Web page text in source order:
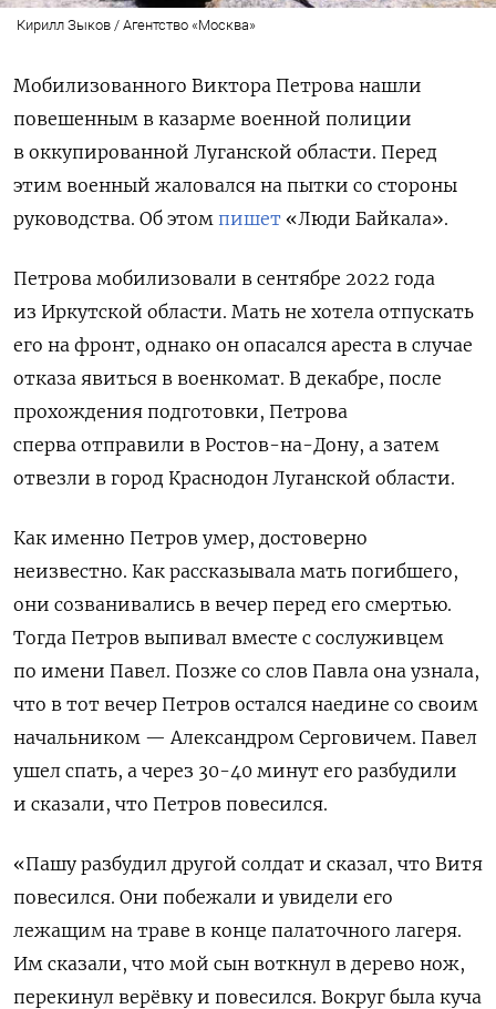
Кирилл Зыков / Агентство «Москва»
Мобилизованного Виктора Петрова нашли
повешенным в казарме военной полиции
в оккупированной Луганской области. Перед
этим военный жаловался на пытки со стороны
руководства. Об этом пишет «Люди Байкала».
Петрова мобилизовали в сентябре 2022 года
из Иркутской области. Мать не хотела отпускать
его на фронт, однако он опасался ареста в случае
отказа явиться в военкомат. В декабре, после
прохождения подготовки, Петрова
сперва отправили в Ростов-на-Дону, а затем
отвезли в город Краснодон Луганской области.
Как именно Петров умер, достоверно
неизвестно. Как рассказывала мать погибшего,
они созванивались в вечер перед его смертью.
Тогда Петров выпивал вместе с сослуживцем
по имени Павел. Позже со слов Павла она узнала,
что в тот вечер Петров остался наедине со своим
начальником — Александром Серговичем. Павел
ушел спать, а через 30-40 минут его разбудили
и сказали, что Петров повесился.
«Пашу разбудил другой солдат и сказал, что Витя
повесился. Они побежали и увидели его
лежащим на траве в конце палаточного лагеря.
Им сказали, что мой сын воткнул в дерево нож,
перекинул верёвку и повесился. Вокруг была куча